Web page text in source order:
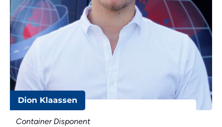
Dion Klaassen
Container Disponent